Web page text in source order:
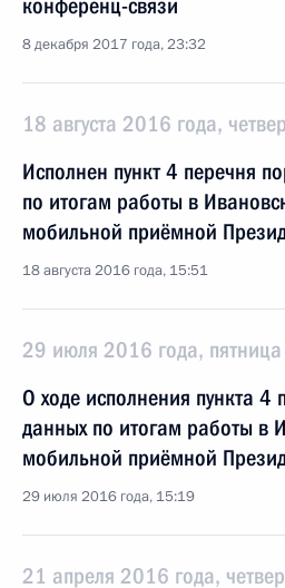
конференц-связи
8 декабря 2017 года, 23:32
18 августа 2016 года,
Исполнен пункт 4 перечня
по итогам работы в
мобильной приёмной
18 августа 2016 года, 15:51
29 июля 2016 года, пятница
О ходе исполнения пункта 4
данных по итогам работы в
мобильной приёмной
29 июля 2016 года, 15:19
21 апреля 2016 года,